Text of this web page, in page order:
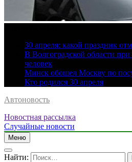
30 апреля: какой праздник
В Волгоградской области
человек
Минск обошел Москву по
Кто родился 30 апреля
Автоновость
Новостная рассылка
Случайные новости
Меню
Найти: